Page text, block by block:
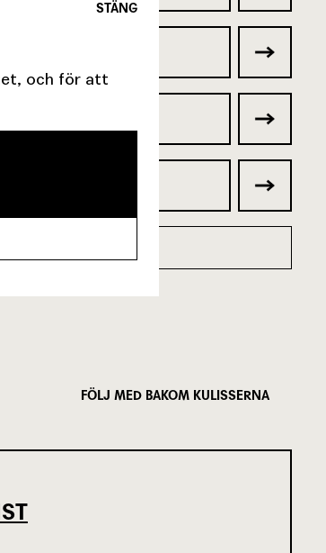
FÖLJ MED BAKOM KULISSERNA
STÄNG
och för att